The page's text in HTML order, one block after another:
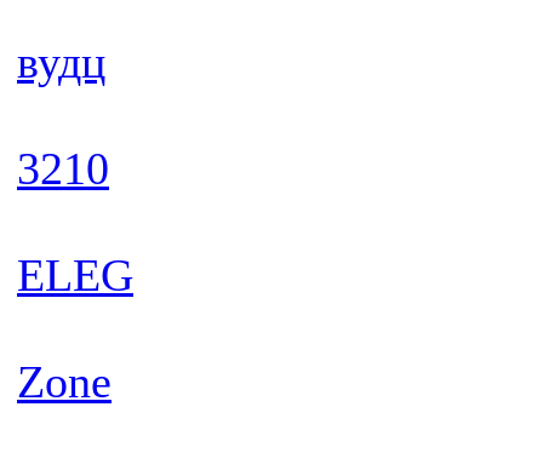
вудц
3210
ELEG
Zone